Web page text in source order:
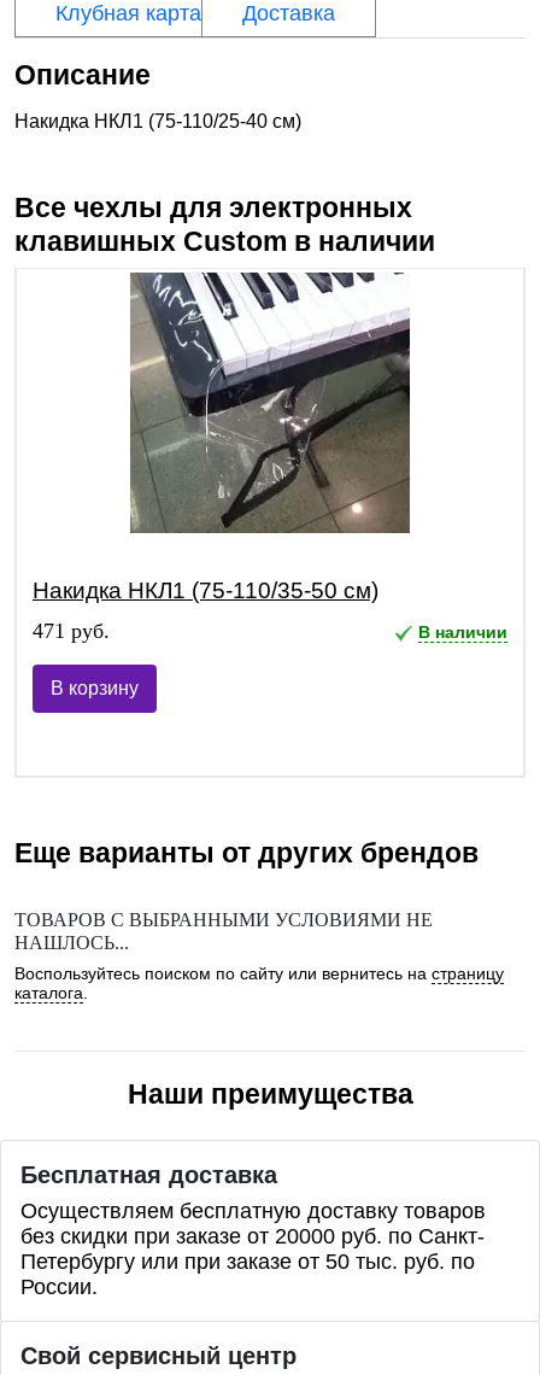
Клубная карта
Доставка
Описание
Накидка НКЛ1 (75-110/25-40 см)
Все чехлы для электронных
клавишных Custom в наличии
Накидка НКЛ1 (75-110/35-50 см)
471 руб. В наличии
В корзину
Еще варианты от других брендов
ТОВАРОВ С ВЫБРАННЫМИ УСЛОВИЯМИ НЕ
НАШЛОСЬ...
Воспользуйтесь поиском по сайту или вернитесь на страницу
каталога.
Наши преимущества
Бесплатная доставка
Осуществляем бесплатную доставку товаров
без скидки при заказе от 20000 руб. по Санкт-
Петербургу или при заказе от 50 тыс. руб. по
России.
Свой сервисный центр